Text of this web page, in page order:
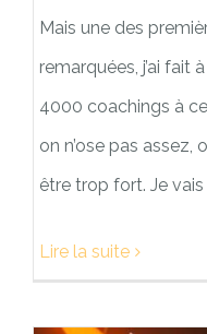
Mais une des
remarquées, j’ai fait
4000 coachings à
on n’ose pas assez,
être trop fort. Je
Lire la suite